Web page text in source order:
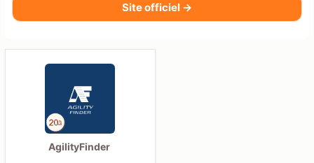
Site officiel →
AgilityFinder